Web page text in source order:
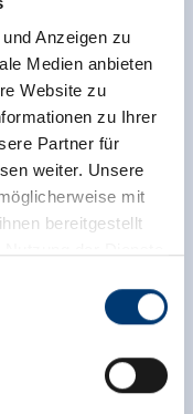
Anzeigen zu
Medien anbieten
Website zu
zu Ihrer
Partner für
weiter. Unsere
mit
bereitgestellt